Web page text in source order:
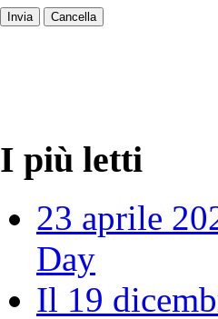
Invia Cancella
I più letti
23 aprile
Day
Il 19